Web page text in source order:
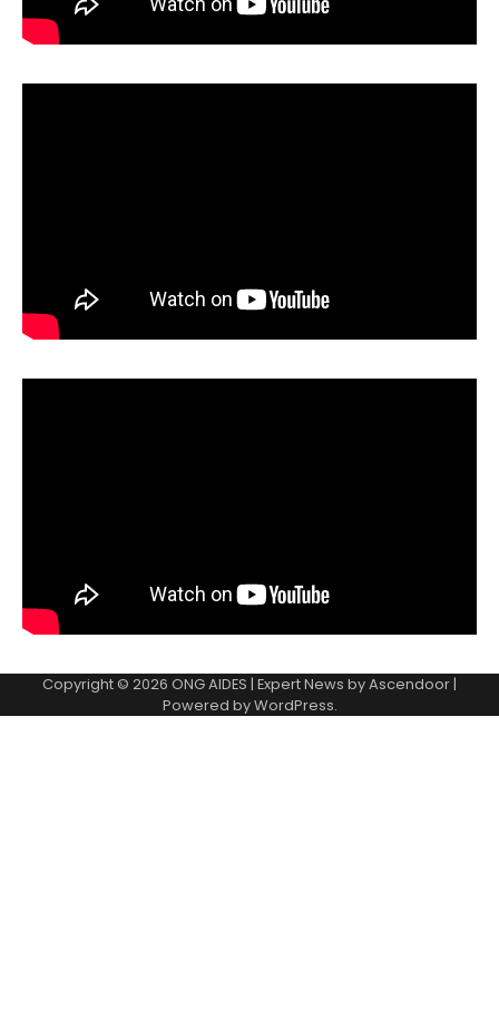
Copyright © 2026 ONG AIDES | Expert News byAscendoor|
Powered byWordPress.